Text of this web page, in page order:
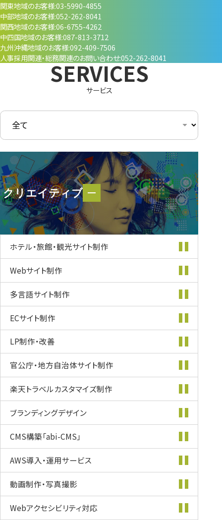
関東地域のお客様03-5990-4855
中部地域のお客様052-262-8041
関西地域のお客様06-6755-4262
中四国地域のお客様087-813-3712
九州沖縄地域のお客様092-409-7506
人事採用関連・総務関連のお問い合わせ052-262-8041
サービス
クリエイティブ
クリエイティブ
ホテル・旅館・観光サイト制作
Webサイト制作
多言語サイト制作
ECサイト制作
LP制作・改善
官公庁・地方自治体サイト制作
楽天トラベルカスタマイズ制作
ブランディングデザイン
CMS構築「abi-CMS」
AWS導入・運用サービス
動画制作・写真撮影
Webアクセシビリティ対応